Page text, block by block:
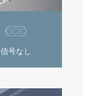
信号なし